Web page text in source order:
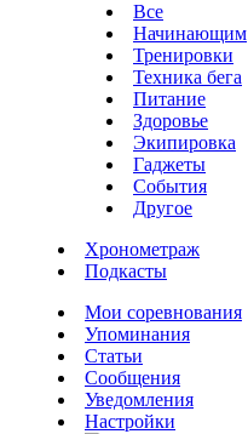
Все
Начинающим
Тренировки
Техника бега
Питание
Здоровье
Экипировка
Гаджеты
События
Другое
Хронометраж
Подкасты
Мои соревнования
Упоминания
Статьи
Сообщения
Уведомления
Настройки